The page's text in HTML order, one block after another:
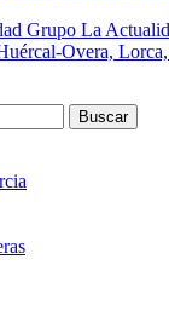
Grupo La
Overa,